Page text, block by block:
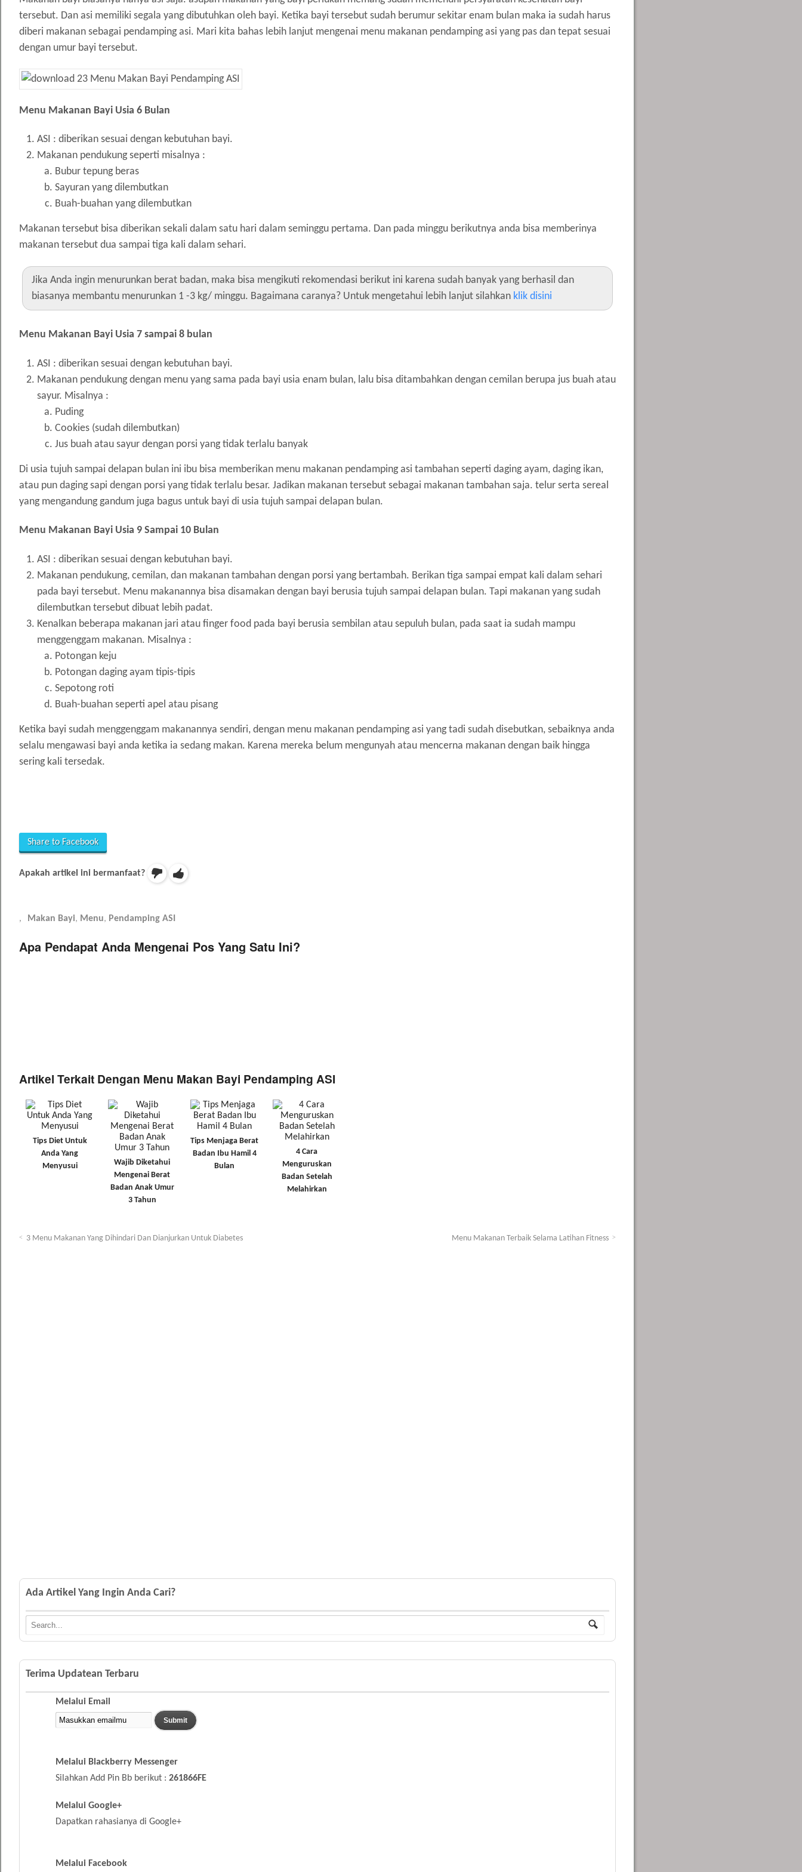
tersebut. Dan asi memiliki segala yang dibutuhkan oleh bayi. Ketika bayi tersebut sudah berumur sekitar enam bulan maka ia sudah harus
diberi makanan sebagai pendamping asi. Mari kita bahas lebih lanjut mengenai menu makanan pendamping asi yang pas dan tepat sesuai
dengan umur bayi tersebut.
Menu Makanan Bayi Usia 6 Bulan
ASI : diberikan sesuai dengan kebutuhan bayi.
Makanan pendukung seperti misalnya :
Bubur tepung beras
Sayuran yang dilembutkan
Buah-buahan yang dilembutkan
Makanan tersebut bisa diberikan sekali dalam satu hari dalam seminggu pertama. Dan pada minggu berikutnya anda bisa memberinya
makanan tersebut dua sampai tiga kali dalam sehari.
Jika Anda ingin menurunkan berat badan, maka bisa mengikuti rekomendasi berikut ini karena sudah banyak yang berhasil dan
biasanya membantu menurunkan 1 -3 kg/ minggu. Bagaimana caranya? Untuk mengetahui lebih lanjut silahkan klik disini
Menu Makanan Bayi Usia 7 sampai 8 bulan
ASI : diberikan sesuai dengan kebutuhan bayi.
Makanan pendukung dengan menu yang sama pada bayi usia enam bulan, lalu bisa ditambahkan dengan cemilan berupa jus buah atau
sayur. Misalnya :
Puding
Cookies (sudah dilembutkan)
Jus buah atau sayur dengan porsi yang tidak terlalu banyak
Di usia tujuh sampai delapan bulan ini ibu bisa memberikan menu makanan pendamping asi tambahan seperti daging ayam, daging ikan,
atau pun daging sapi dengan porsi yang tidak terlalu besar. Jadikan makanan tersebut sebagai makanan tambahan saja. telur serta sereal
yang mengandung gandum juga bagus untuk bayi di usia tujuh sampai delapan bulan.
Menu Makanan Bayi Usia 9 Sampai 10 Bulan
ASI : diberikan sesuai dengan kebutuhan bayi.
Makanan pendukung, cemilan, dan makanan tambahan dengan porsi yang bertambah. Berikan tiga sampai empat kali dalam sehari
pada bayi tersebut. Menu makanannya bisa disamakan dengan bayi berusia tujuh sampai delapan bulan. Tapi makanan yang sudah
dilembutkan tersebut dibuat lebih padat.
Kenalkan beberapa makanan jari atau finger food pada bayi berusia sembilan atau sepuluh bulan, pada saat ia sudah mampu
menggenggam makanan. Misalnya :
Potongan keju
Potongan daging ayam tipis-tipis
Sepotong roti
Buah-buahan seperti apel atau pisang
Ketika bayi sudah menggenggam makanannya sendiri, dengan menu makanan pendamping asi yang tadi sudah disebutkan, sebaiknya anda
selalu mengawasi bayi anda ketika ia sedang makan. Karena mereka belum mengunyah atau mencerna makanan dengan baik hingga
sering kali tersedak.
Share to Facebook
Apakah artikel ini bermanfaat?
Makan Bayi, Menu, Pendamping ASI
Apa Pendapat Anda Mengenai Pos Yang Satu Ini?
Artikel Terkait Dengan Menu Makan Bayi Pendamping ASI
Tips Diet Untuk
Anda Yang
Menyusui
Wajib Diketahui
Mengenai Berat
Badan Anak Umur
3 Tahun
Tips Menjaga Berat
Badan Ibu Hamil 4
Bulan
4 Cara
Menguruskan
Badan Setelah
Melahirkan
3 Menu Makanan Yang Dihindari Dan Dianjurkan Untuk Diabetes Menu Makanan Terbaik Selama Latihan Fitness
Ada Artikel Yang Ingin Anda Cari?
Terima Updatean Terbaru
Melalui Email
Melalui Blackberry Messenger
Silahkan Add Pin Bb berikut : 261866FE
Melalui Google+
Dapatkan rahasianya di Google+
Melalui Facebook